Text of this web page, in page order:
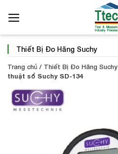
qua
dung
Thiết Bị Đo Hãng Suchy
Trang chủ / Thiết Bị Đo Hãng Suchy
thuật sổ Suchy SD-134